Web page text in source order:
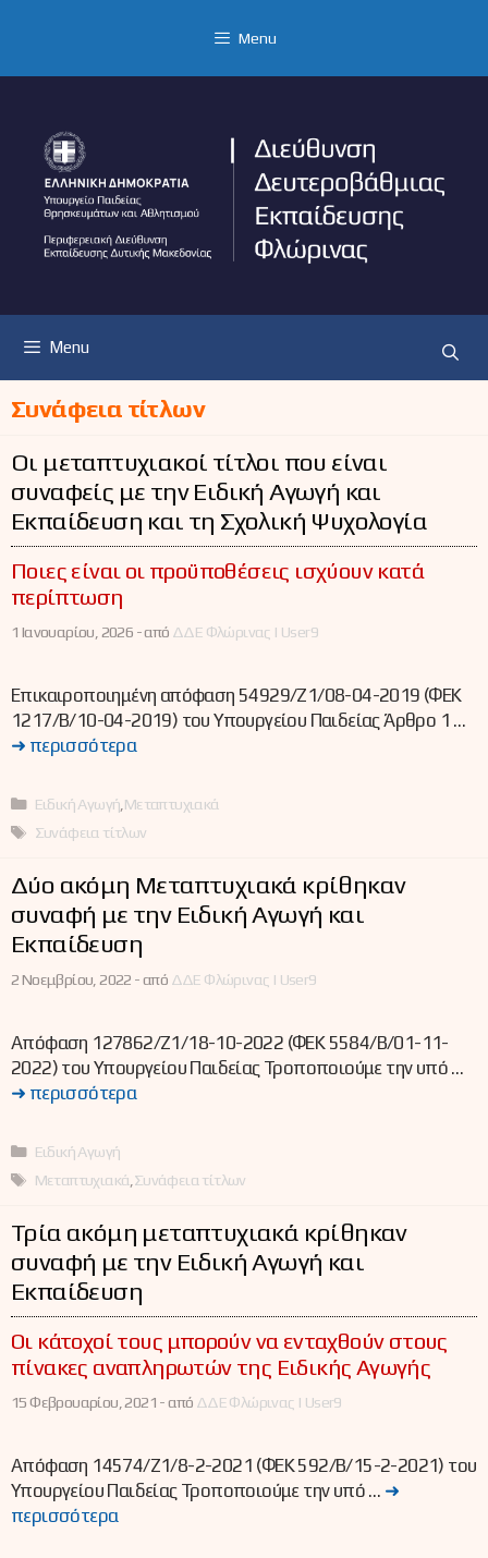
Menu
Menu
Συνάφεια τίτλων
Οι μεταπτυχιακοί τίτλοι που είναι
συναφείς με την Ειδική Αγωγή και
Εκπαίδευση και τη Σχολική Ψυχολογία
Ποιες είναι οι προϋποθέσεις ισχύουν κατά
περίπτωση
1 Ιανουαρίου, 2026 -από ΔΔΕ Φλώρινας | User9
Επικαιροποιημένη απόφαση 54929/Ζ1/08-04-2019 (ΦΕΚ
1217/Β/10-04-2019) του Υπουργείου Παιδείας Άρθρο 1 …
➜ περισσότερα
Κατηγορίες
Ειδική Αγωγή Μεταπτυχιακά
Ετικέτες
Συνάφεια τίτλων
Δύο ακόμη Μεταπτυχιακά κρίθηκαν
συναφή με την Ειδική Αγωγή και
Εκπαίδευση
2 Νοεμβρίου, 2022 -από ΔΔΕ Φλώρινας | User9
Απόφαση 127862/Ζ1/18-10-2022 (ΦΕΚ 5584/Β/01-11-
2022) του Υπουργείου Παιδείας Τροποποιούμε την υπό …
➜ περισσότερα
Κατηγορίες
Ειδική Αγωγή
Ετικέτες
Μεταπτυχιακά Συνάφεια τίτλων
Τρία ακόμη μεταπτυχιακά κρίθηκαν
συναφή με την Ειδική Αγωγή και
Εκπαίδευση
Οι κάτοχοί τους μπορούν να ενταχθούν στους
πίνακες αναπληρωτών της Ειδικής Αγωγής
15 Φεβρουαρίου, 2021 -από ΔΔΕ Φλώρινας | User9
Απόφαση 14574/Ζ1/8-2-2021 (ΦΕΚ 592/Β/15-2-2021) του
Υπουργείου Παιδείας Τροποποιούμε την υπό … ➜
περισσότερα